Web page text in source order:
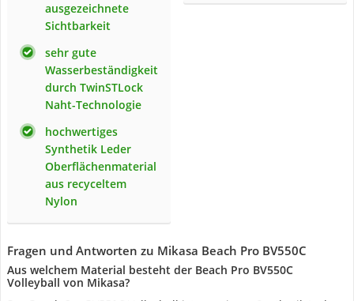
ausgezeichnete
Sichtbarkeit
sehr gute
Wasserbeständigkeit
durch TwinSTLock
Naht-Technologie
hochwertiges
Synthetik Leder
Oberflächenmaterial
aus recyceltem
Nylon
Fragen und Antworten zu Mikasa Beach Pro BV550C
Aus welchem Material besteht der Beach Pro BV550C
Volleyball von Mikasa?